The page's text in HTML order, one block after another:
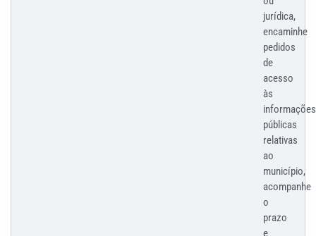
jurídica,
encaminhe
pedidos
de
acesso
às
informações
públicas
relativas
ao
município,
acompanhe
o
prazo
e